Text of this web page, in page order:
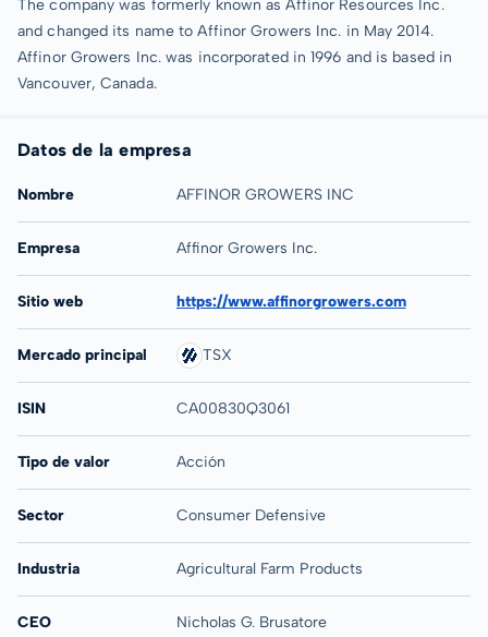
The company was formerly known as Affinor Resources Inc.
and changed its name to Affinor Growers Inc. in May 2014.
Affinor Growers Inc. was incorporated in 1996 and is based in
Vancouver, Canada.
Datos de la empresa
Nombre AFFINOR GROWERS INC
Empresa Affinor Growers Inc.
Sitio web https://www.affinorgrowers.com
Mercado principal TSX
ISIN CA00830Q3061
Tipo de valor Acción
Sector Consumer Defensive
Industria Agricultural Farm Products
CEO Nicholas G. Brusatore